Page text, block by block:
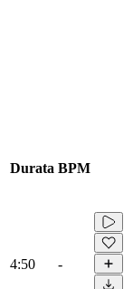
Durata BPM
4:50 -